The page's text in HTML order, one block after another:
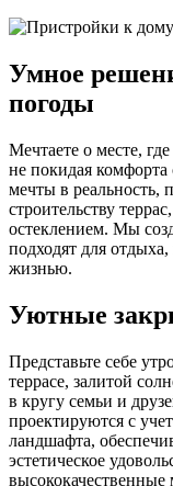
Умное
погоды
Мечтаете о месте,
не покидая
мечты в реальность,
строительству
остеклением. Мы
подходят для
жизнью.
Уютные
Представьте себе
террасе, залитой
в кругу семьи и
проектируются с
ландшафта,
эстетическое